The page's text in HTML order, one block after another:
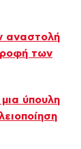
αναστολή
των
ύπουλη